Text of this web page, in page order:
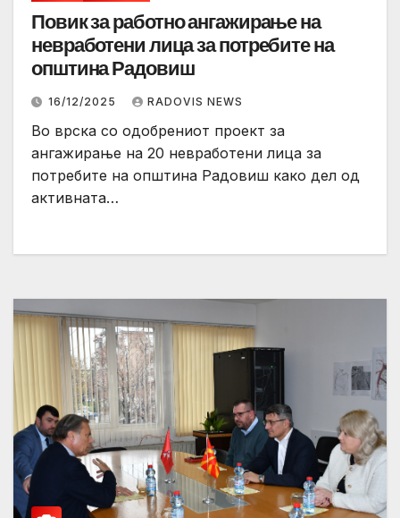
Повик за работно ангажирање на
невработени лица за потребите на
општина Радовиш
16/12/2025 RADOVIS NEWS
Во врска со одобрениот проект за
ангажирање на 20 невработени лица за
потребите на општина Радовиш како дел од
активната…